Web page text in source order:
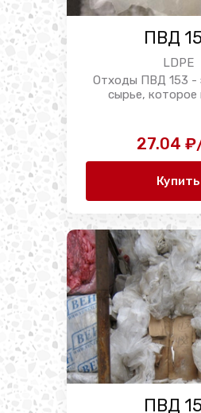
ПВД
LDPE
Отходы ПВД 153 -
сырье, которое
27.04
Купить
ПВД